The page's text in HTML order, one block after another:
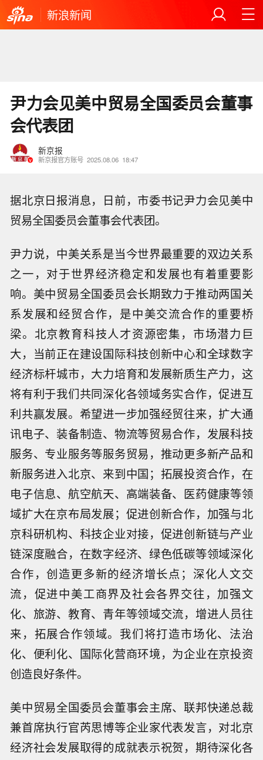
新浪新闻
尹力会见美中贸易全国委员会董事
会代表团
新京报
新京报官方账号 2025.08.06 18:47
据北京日报消息，日前，市委书记尹力会见美中
贸易全国委员会董事会代表团。
尹力说，中美关系是当今世界最重要的双边关系
之一，对于世界经济稳定和发展也有着重要影
响。美中贸易全国委员会长期致力于推动两国关
系发展和经贸合作，是中美交流合作的重要桥
梁。北京教育科技人才资源密集，市场潜力巨
大，当前正在建设国际科技创新中心和全球数字
经济标杆城市，大力培育和发展新质生产力，这
将有利于我们共同深化各领域务实合作，促进互
利共赢发展。希望进一步加强经贸往来，扩大通
讯电子、装备制造、物流等贸易合作，发展科技
服务、专业服务等服务贸易，推动更多新产品和
新服务进入北京、来到中国；拓展投资合作，在
电子信息、航空航天、高端装备、医药健康等领
域扩大在京布局发展；促进创新合作，加强与北
京科研机构、科技企业对接，促进创新链与产业
链深度融合，在数字经济、绿色低碳等领域深化
合作，创造更多新的经济增长点；深化人文交
流，促进中美工商界及社会各界交往，加强文
化、旅游、教育、青年等领域交流，增进人员往
来，拓展合作领域。我们将打造市场化、法治
化、便利化、国际化营商环境，为企业在京投资
创造良好条件。
美中贸易全国委员会董事会主席、联邦快递总裁
兼首席执行官芮思博等企业家代表发言，对北京
经济社会发展取得的成就表示祝贺，期待深化各